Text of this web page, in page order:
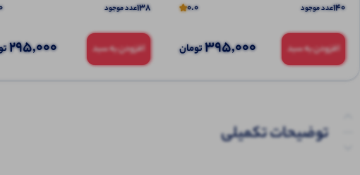
140عدد موجود 0.0
افزودن به سبد 395,000تومان
138عدد موجود
افزودن به سبد 295,000
توضیحات تکمیلی